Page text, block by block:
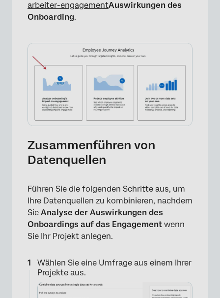
arbeiter-engagementAuswirkungen des
Onboarding.
Zusammenführen von
Datenquellen
Führen Sie die folgenden Schritte aus, um
Ihre Datenquellen zu kombinieren, nachdem
Sie Analyse der Auswirkungen des
Onboardings auf das Engagement wenn
Sie Ihr Projekt anlegen.
Wählen Sie eine Umfrage aus einem Ihrer
Projekte aus.